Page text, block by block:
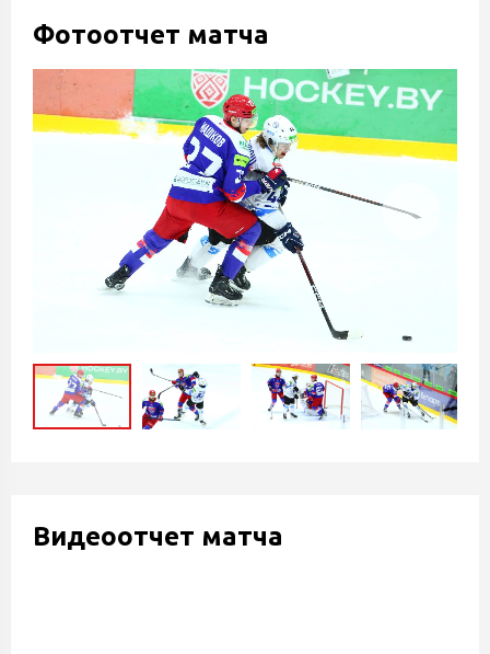
Фотоотчет матча
Видеоотчет матча